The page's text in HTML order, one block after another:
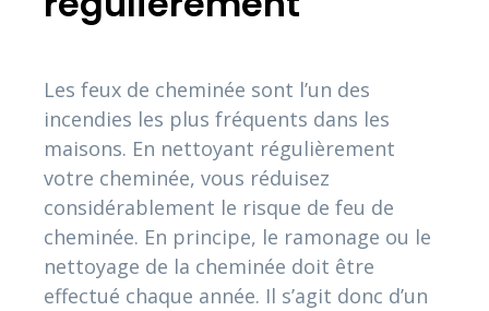
Les feux de cheminée sont l’un des
incendies les plus fréquents dans les
maisons. En nettoyant régulièrement
votre cheminée, vous réduisez
considérablement le risque de feu de
cheminée. En principe, le ramonage ou le
nettoyage de la cheminée doit être
effectué chaque année. Il s’agit donc d’un